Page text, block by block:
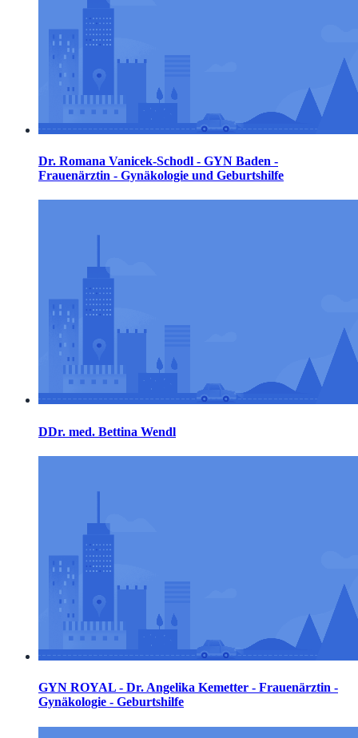
Dr. Romana Vanicek-Schodl - GYN Baden -
Frauenärztin - Gynäkologie und Geburtshilfe
DDr. med. Bettina Wendl
GYN ROYAL - Dr. Angelika Kemetter - Frauenärztin -
Gynäkologie - Geburtshilfe